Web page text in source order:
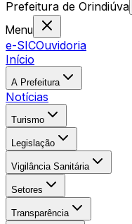
Prefeitura de Orindiúva
Menu
e-SICOuvidoria
Início
A Prefeitura
Notícias
Turismo
Legislação
Vigilância Sanitária
Setores
Transparência